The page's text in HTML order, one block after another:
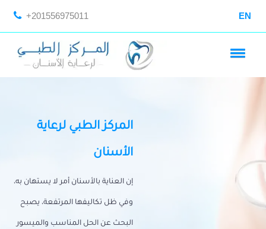
+201556975011 EN
المركز الطبي لرعاية
الأسنان
إن العناية بالأسنان أمر لا يستهان به،
وفي ظل تكاليفها المرتفعة، يصبح
البحث عن الحل المناسب والميسور